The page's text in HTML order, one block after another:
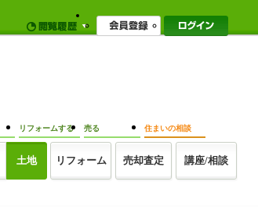
土地
リフォームする
リフォーム
売る
売却査定
住まいの相談
講座/相談